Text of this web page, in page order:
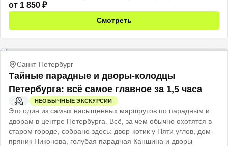
от 1 850 ₽
Смотреть
Санкт-Петербург
Тайные парадные и дворы-колодцы
Петербурга: всё самое главное за 1,5 часа
2 Ч
НЕОБЫЧНЫЕ ЭКСКУРСИИ
Это один из самых насыщенных маршрутов по парадным и
дворам в центре Петербурга. Всё, за чем обычно охотятся в
старом городе, собрано здесь: двор-котик у Пяти углов, дом-
пряник Никонова, голубая парадная Каншина и дворы-